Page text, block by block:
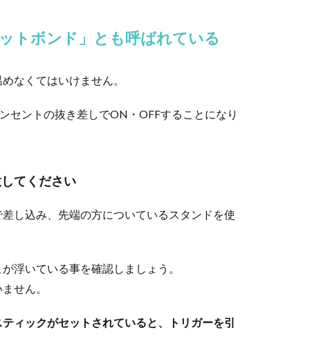
ゃれ？良い部屋の作り方
りて一人暮らしを始めたという人は数多くいるでしょう。しか
コツが必要となります。猫ちゃんはかわいいのに、レンズに収
トボンド」とも呼ばれている
なくてはいけません。
セントの抜き差しでON・OFFすることになり
てください
し込み、先端の方についているスタンドを使
浮いている事を確認しましょう。
せん。
ィックがセットされていると、トリガーを引